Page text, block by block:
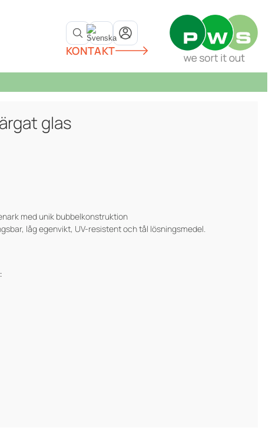
KONTAKT
glas
med unik bubbelkonstruktion
låg egenvikt, UV-resistent och tål lösningsmedel.